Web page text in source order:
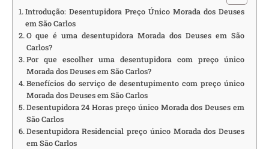
Introdução: Desentupidora Preço Único Morada dos Deuses
em São Carlos
O que é uma desentupidora Morada dos Deuses em São
Carlos?
Por que escolher uma desentupidora com preço único
Morada dos Deuses em São Carlos?
Benefícios do serviço de desentupimento com preço único
Morada dos Deuses em São Carlos
Desentupidora 24 Horas preço único Morada dos Deuses em
São Carlos
Desentupidora Residencial preço único Morada dos Deuses
em São Carlos